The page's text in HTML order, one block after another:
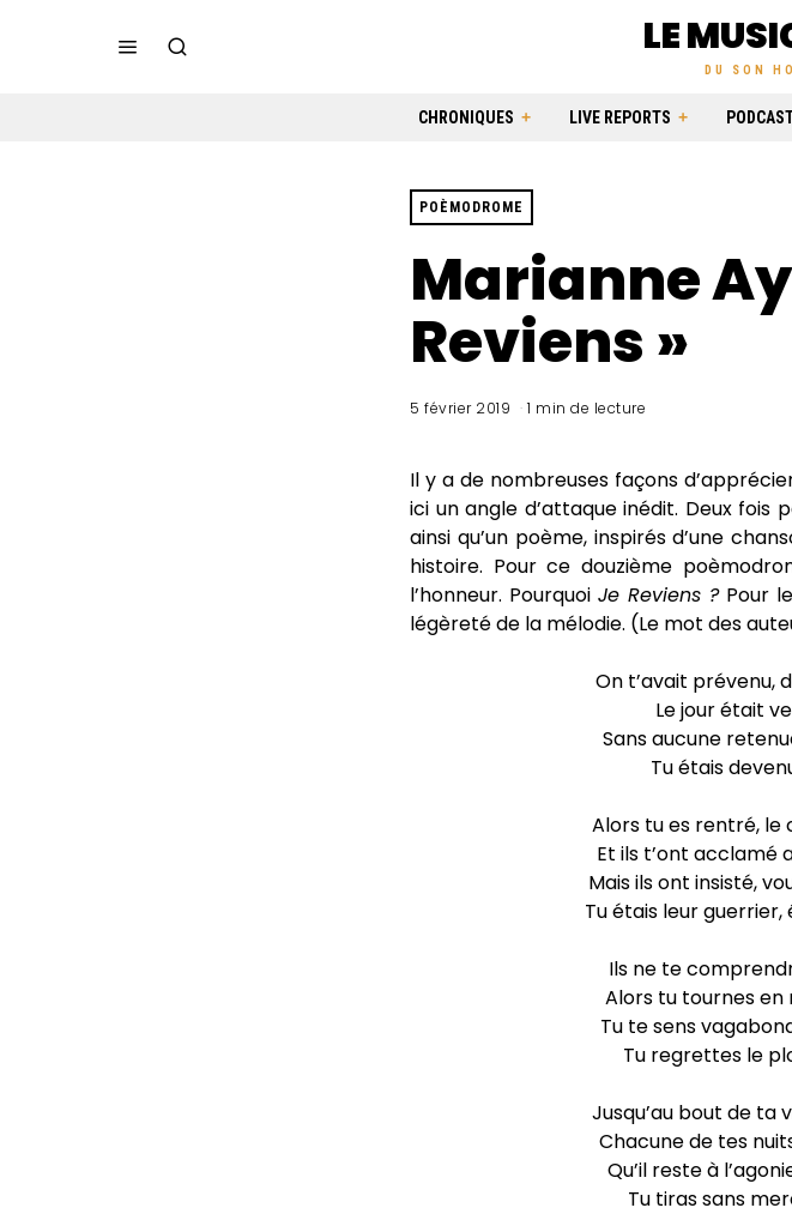
LE
DU SON
CHRONIQUES LIVE REPORTS
POÈMODROME
Marianne
Reviens »
5 février 2019 1 min de lecture
Il y a de nombreuses façons
ici un angle d’attaque inédit. Deux fois
ainsi qu’un poème, inspirés d’une
histoire. Pour ce douzième
l’honneur. Pourquoi Je Reviens ?Pour
légèreté de la mélodie. (Le mot des
On t’avait prévenu,
Le jour était
Sans aucune
Tu étais
Alors tu es rentré,
Et ils t’ont acclamé
Mais ils ont insisté,
Tu étais leur
Ils ne te
Alors tu tournes
Tu te sens
Tu regrettes le
Jusqu’au bout de ta
Chacune de tes
Qu’il reste à
Tu tiras sans